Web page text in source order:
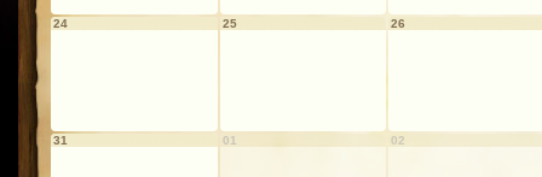
24 25 26
31 01 02